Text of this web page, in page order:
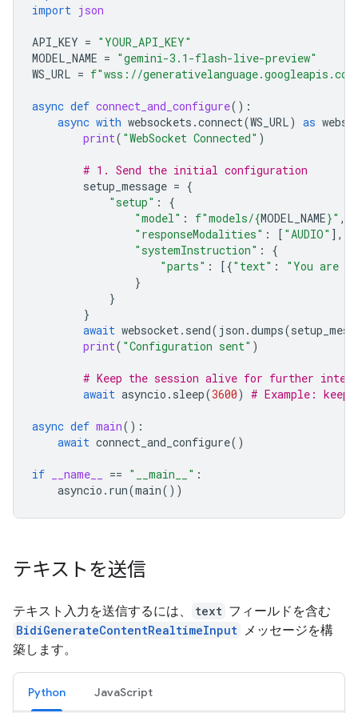
import json
API_KEY = "YOUR_API_KEY"
MODEL_NAME = "gemini-3.1-flash-live-preview"
WS_URL = f"wss://
async def connect_and_configure():
async with websockets .connect(WS_URL) as
print( "WebSocket Connected" )
# 1. Send the initial configuration
setup_message = {
"setup" :
{
"model" : f"models/{MODEL_NAME}" ,
"responseModalities" : [ "AUDIO" ],
"systemInstruction" :
{
"parts" : [{"text" :
"You are
}
}
}
await websocket. send( json .dumps(
print( "Configuration sent" )
# Keep the session alive for further
await asyncio . sleep(3600) # Example:
async def main():
await connect_and_configure()
if __name__ == "__main__" :
asyncio . run(main())
テキストを送信
テキスト入力を送信するには、 text フィールドを含む
BidiGenerateContentRealtimeInput メッセージを構
築します。
Python JavaScript